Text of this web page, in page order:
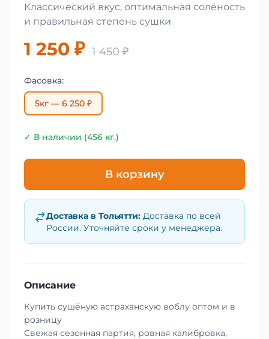
Классический вкус, оптимальная солёность
и правильная степень сушки
1 250 ₽ 1 450 ₽
Фасовка:
5кг — 6 250 ₽
✓ В наличии (456 кг.)
В корзину
Доставка в Тольятти: Доставка по всей
России. Уточняйте сроки у менеджера.
Описание
Купить сушёную астраханскую воблу оптом и в
розницу
Свежая сезонная партия, ровная калибровка,